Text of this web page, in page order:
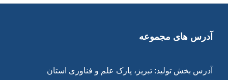
آدرس های مجموعه
آدرس بخش تولید: تبریز، پارک علم و فناوری استان